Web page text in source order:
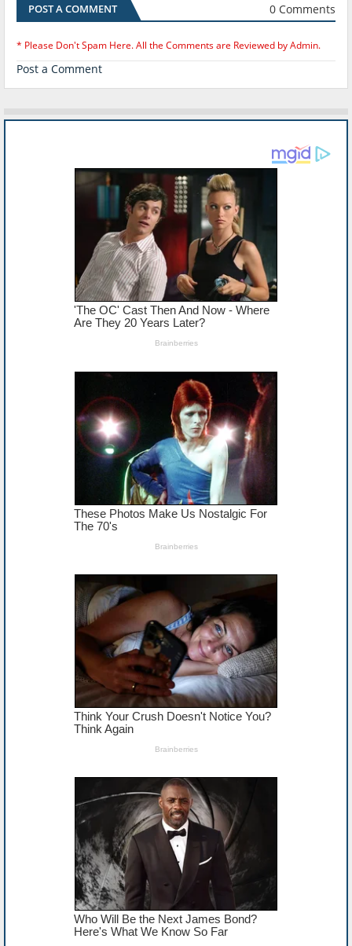
POST A COMMENT 0 Comments
* Please Don't Spam Here. All the Comments are Reviewed by Admin.
Post a Comment